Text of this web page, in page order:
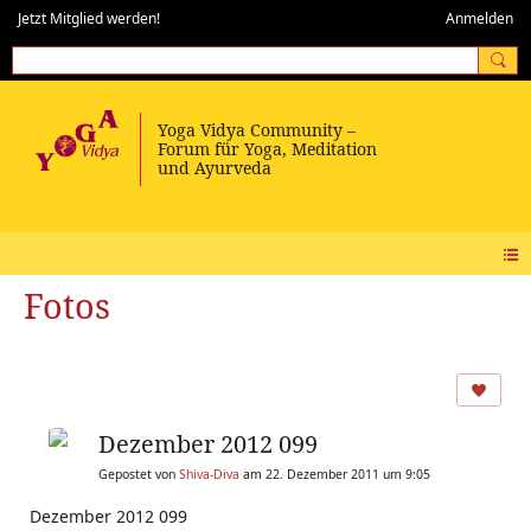
Jetzt Mitglied werden! Anmelden
Fotos
Dezember 2012 099
Gepostet von Shiva-Diva am 22. Dezember 2011 um 9:05
Dezember 2012 099